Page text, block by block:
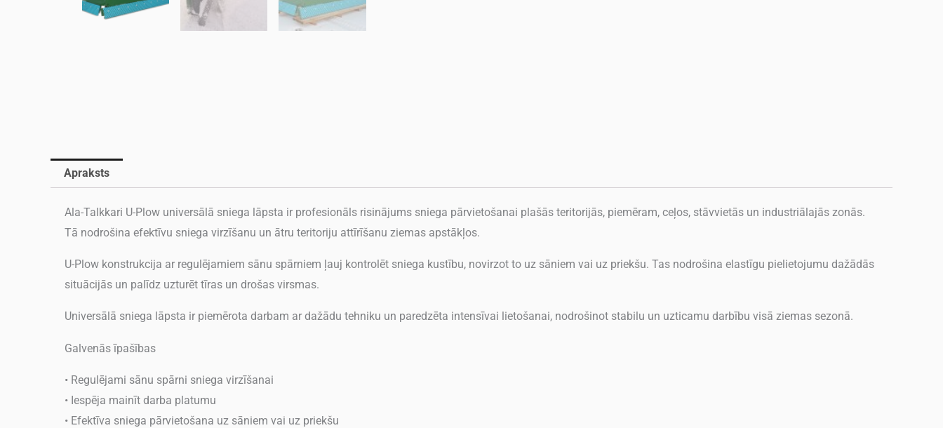
Apraksts
Ala-Talkkari U-Plow universālā sniega lāpsta ir profesionāls risinājums sniega pārvietošanai plašās teritorijās, piemēram, ceļos, stāvvietās un industriālajās zonās.
Tā nodrošina efektīvu sniega virzīšanu un ātru teritoriju attīrīšanu ziemas apstākļos.
U-Plow konstrukcija ar regulējamiem sānu spārniem ļauj kontrolēt sniega kustību, novirzot to uz sāniem vai uz priekšu. Tas nodrošina elastīgu pielietojumu dažādās
situācijās un palīdz uzturēt tīras un drošas virsmas.
Universālā sniega lāpsta ir piemērota darbam ar dažādu tehniku un paredzēta intensīvai lietošanai, nodrošinot stabilu un uzticamu darbību visā ziemas sezonā.
Galvenās īpašības
• Regulējami sānu spārni sniega virzīšanai
• Iespēja mainīt darba platumu
• Efektīva sniega pārvietošana uz sāniem vai uz priekšu